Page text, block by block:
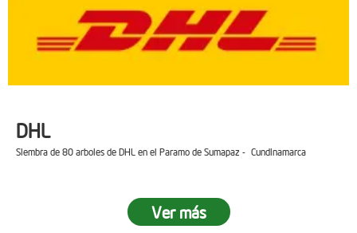
DHL
Siembra de 80 arboles de DHL en el Paramo de Sumapaz - Cundinamarca
Ver más